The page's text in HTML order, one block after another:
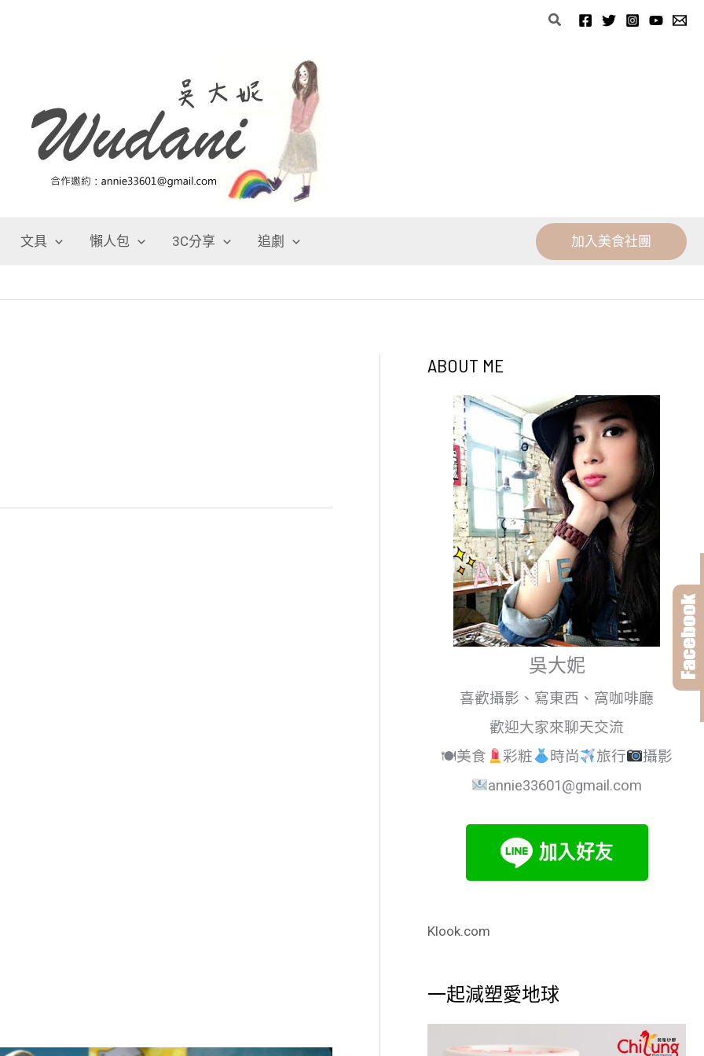
搜
文具 懶人包 3C分享 追劇 加入美食社團
ABOUT ME
吳大妮
喜歡攝影、寫東西、窩咖啡廳
歡迎大家來聊天交流
🍽美食
彩粧 時尚 旅行
攝影
annie33601@gmail.com
Klook.com
一起減塑愛地球